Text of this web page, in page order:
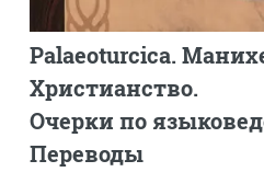
Palaeoturcica.
Христианство.
Очерки по
Переводы